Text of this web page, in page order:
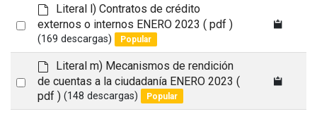
l
t
Select
d
e
f
a
l
t
Literal l) Contratos de crédito
externos o internos ENERO 2023 ( pdf )
(169 descargas) Popular
Select
d
e
f
a
Literal m) Mecanismos de rendición
de cuentas a la ciudadanía ENERO 2023 (
pdf ) (148 descargas) Popular